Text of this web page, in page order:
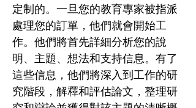
定制的。一旦您的教育專家被指派
處理您的訂單，他們就會開始工
作。他們將首先詳細分析您的說
明、主題、想法和支持信息。有了
這些信息，他們將深入到工作的研
究階段，解釋和評估論文，整理研